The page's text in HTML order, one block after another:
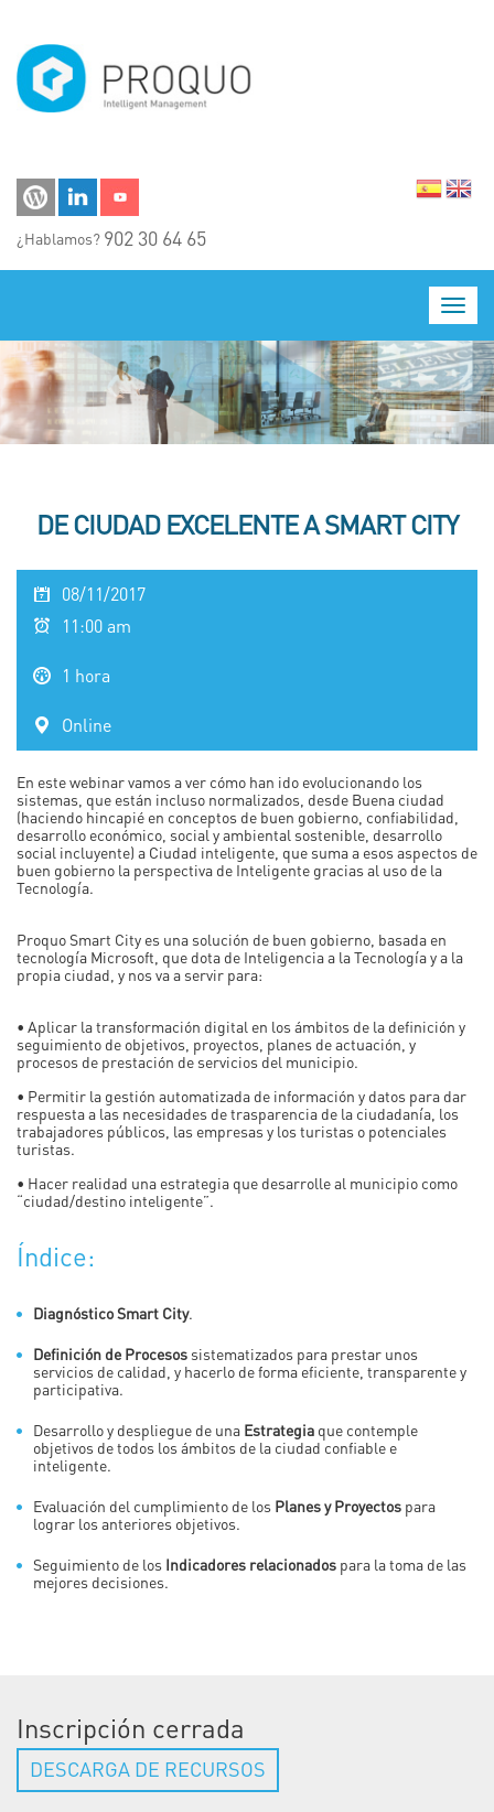
¿Hablamos? 902 30 64 65
DE CIUDAD EXCELENTE A SMART CITY
08/11/2017
11:00 am
1 hora
Online
En este webinar vamos a ver cómo han ido evolucionando los
sistemas, que están incluso normalizados, desde Buena ciudad
(haciendo hincapié en conceptos de buen gobierno, confiabilidad,
desarrollo económico, social y ambiental sostenible, desarrollo
social incluyente) a Ciudad inteligente, que suma a esos aspectos de
buen gobierno la perspectiva de Inteligente gracias al uso de la
Tecnología.
Proquo Smart City es una solución de buen gobierno, basada en
tecnología Microsoft, que dota de Inteligencia a la Tecnología y a la
propia ciudad, y nos va a servir para:
• Aplicar la transformación digital en los ámbitos de la definición y
seguimiento de objetivos, proyectos, planes de actuación, y
procesos de prestación de servicios del municipio.
• Permitir la gestión automatizada de información y datos para dar
respuesta a las necesidades de trasparencia de la ciudadanía, los
trabajadores públicos, las empresas y los turistas o potenciales
turistas.
• Hacer realidad una estrategia que desarrolle al municipio como
“ciudad/destino inteligente”.
Índice:
Diagnóstico Smart City.
Definición de Procesos sistematizados para prestar unos
servicios de calidad, y hacerlo de forma eficiente, transparente y
participativa.
Desarrollo y despliegue de una Estrategia que contemple
objetivos de todos los ámbitos de la ciudad confiable e
inteligente.
Evaluación del cumplimiento de los Planes y Proyectos para
lograr los anteriores objetivos.
Seguimiento de los Indicadores relacionados para la toma de las
mejores decisiones.
Inscripción cerrada
DESCARGA DE RECURSOS